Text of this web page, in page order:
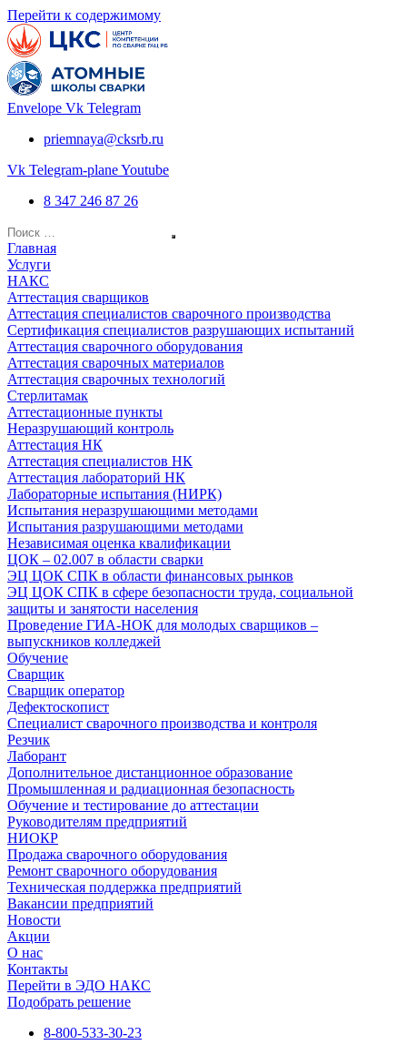
Перейти к содержимому
Envelope Vk Telegram
priemnaya@cksrb.ru
Vk Telegram-planeYoutube
8 347 246 87 26
Главная
Услуги
НАКС
Аттестация сварщиков
Аттестация специалистов сварочного производства
Сертификация специалистов разрушающих испытаний
Аттестация сварочного оборудования
Аттестация сварочных материалов
Аттестация сварочных технологий
Стерлитамак
Аттестационные пункты
Неразрушающий контроль
Аттестация НК
Аттестация специалистов НК
Аттестация лабораторий НК
Лабораторные испытания (НИРК)
Испытания неразрушающими методами
Испытания разрушающими методами
Независимая оценка квалификации
ЦОК – 02.007 в области сварки
ЭЦ ЦОК СПК в области финансовых рынков
ЭЦ ЦОК СПК в сфере безопасности труда, социальной
защиты и занятости населения
Проведение ГИА-НОК для молодых сварщиков –
выпускников колледжей
Обучение
Сварщик
Сварщик оператор
Дефектоскопист
Специалист сварочного производства и контроля
Резчик
Лаборант
Дополнительное дистанционное образование
Промышленная и радиационная безопасность
Обучение и тестирование до аттестации
Руководителям предприятий
НИОКР
Продажа сварочного оборудования
Ремонт сварочного оборудования
Техническая поддержка предприятий
Вакансии предприятий
Новости
Акции
О нас
Контакты
Перейти в ЭДО НАКС
Подобрать решение
8-800-533-30-23